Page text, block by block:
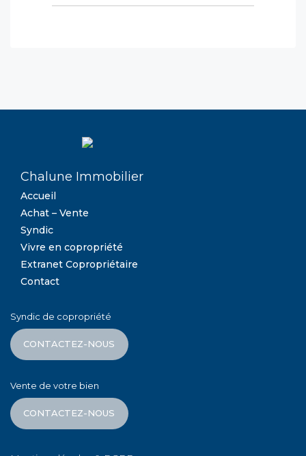
Chalune Immobilier
Accueil
Achat – Vente
Syndic
Vivre en copropriété
Extranet Copropriétaire
Contact
Syndic de copropriété
CONTACTEZ-NOUS
Vente de votre bien
CONTACTEZ-NOUS